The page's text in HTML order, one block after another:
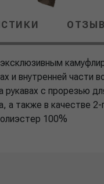
и внутренней части
рукавах с прорезью
а также в качестве
100%